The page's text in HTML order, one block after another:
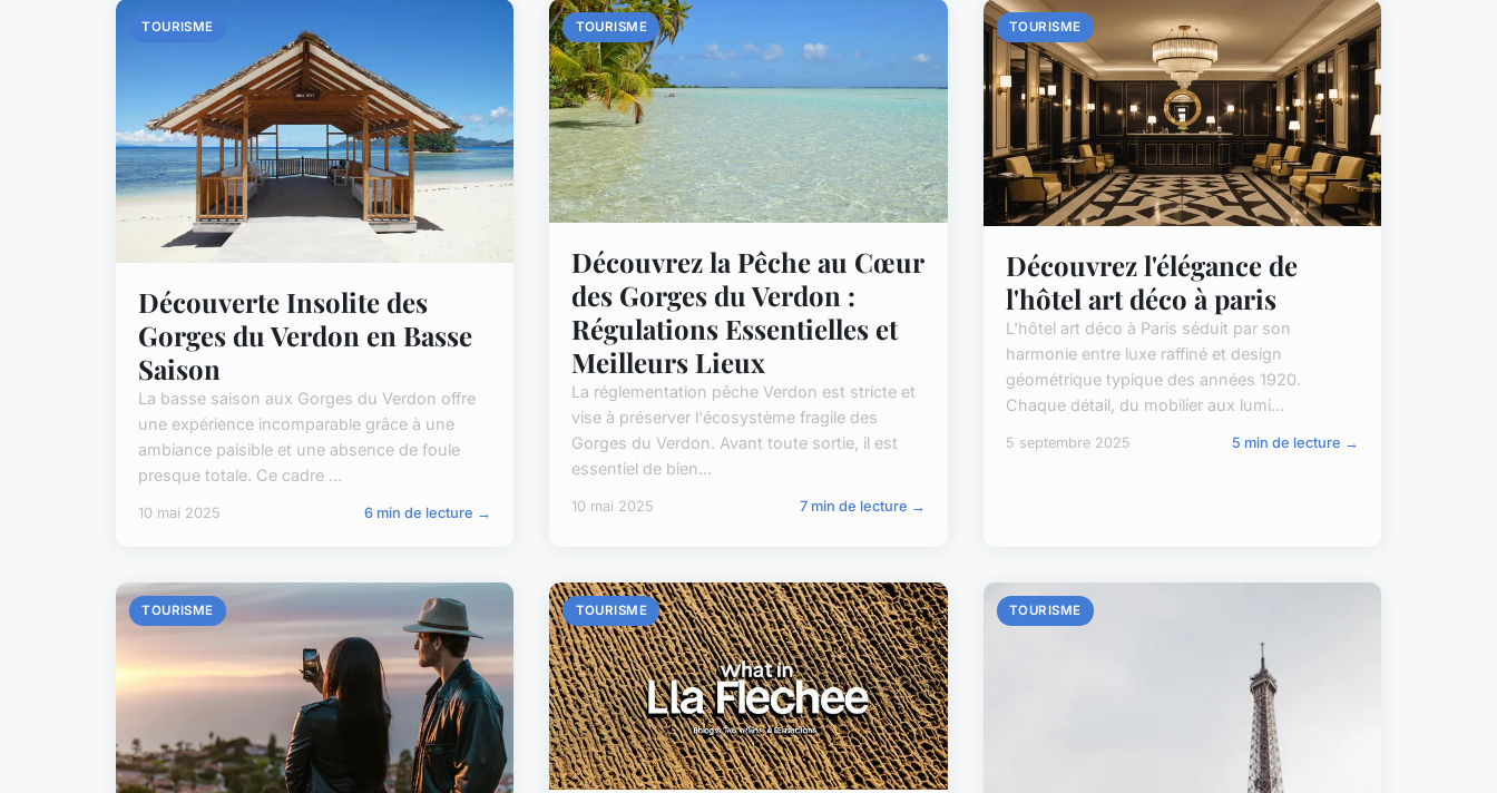
TOURISME
Découverte Insolite des
Gorges du Verdon en Basse
Saison
La basse saison aux Gorges du Verdon offre
une expérience incomparable grâce à une
ambiance paisible et une absence de foule
presque totale. Ce cadre ...
10 mai 2025 6 min de lecture →
TOURISME
Découvrez la Pêche au Cœur
des Gorges du Verdon :
Régulations Essentielles et
Meilleurs Lieux
La réglementation pêche Verdon est stricte et
vise à préserver l'écosystème fragile des
Gorges du Verdon. Avant toute sortie, il est
essentiel de bien...
10 mai 2025 7 min de lecture →
TOURISME
Découvrez l'élégance de
l'hôtel art déco à paris
L'hôtel art déco à Paris séduit par son
harmonie entre luxe raffiné et design
géométrique typique des années 1920.
Chaque détail, du mobilier aux lumi...
5 septembre 2025 5 min de lecture →
TOURISME TOURISME TOURISME